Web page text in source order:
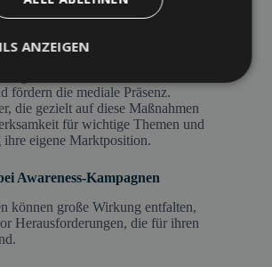
Gesundheitsdienstleister als
Kampagnen strategisches
Kommunikation, stärken die
fördern die mediale Präsenz.
die gezielt auf diese Maßnahmen
für wichtige Themen und
ihre eigene Marktposition.
Awareness-Kampagnen
können große Wirkung entfalten,
Herausforderungen, die für ihren
ANZEIGEN